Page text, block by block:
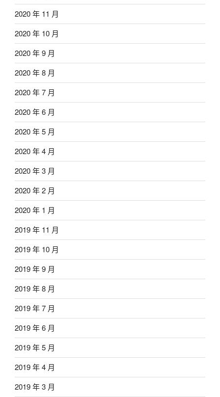
2020 年 11 月
2020 年 10 月
2020 年 9 月
2020 年 8 月
2020 年 7 月
2020 年 6 月
2020 年 5 月
2020 年 4 月
2020 年 3 月
2020 年 2 月
2020 年 1 月
2019 年 11 月
2019 年 10 月
2019 年 9 月
2019 年 8 月
2019 年 7 月
2019 年 6 月
2019 年 5 月
2019 年 4 月
2019 年 3 月